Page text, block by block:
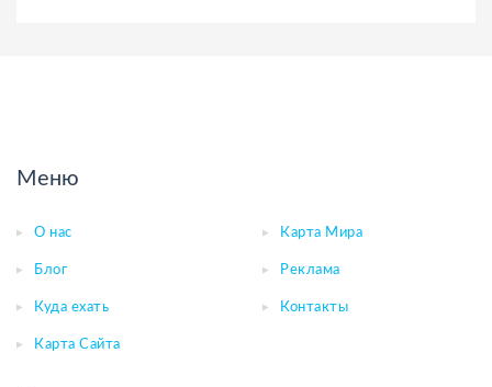
Меню
О нас Карта Мира
Блог Реклама
Куда ехать Контакты
Карта Сайта